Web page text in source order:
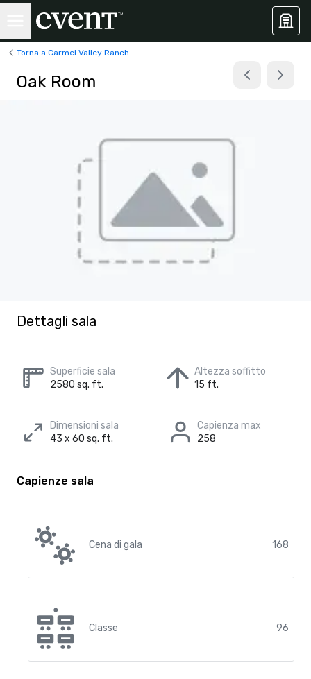
Torna a Carmel Valley Ranch
Oak Room
Dettagli sala
Superficie sala
2580 sq. ft.
Altezza soffitto
15 ft.
Dimensioni sala
43 x 60 sq. ft.
Capienza max
258
Capienze sala
Cena di gala 168
Classe 96